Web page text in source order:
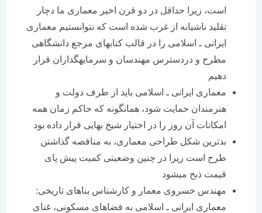
است، زیرا حداقل در دو قرن اخیر معماری ما دچار
تقلید ناشیانه از غرب شده است كه نتوانستیم معماری
ایرانی ـ اسلامی را در قالب كتاب‏های مرجع دانشگاهی
مطرح و دردسترس مهندسان و سرمایه‏گذاران قرار
معماری ایرانی ـ اسلامی باید از طرف دولت و
هنرمندان حمایت شود، همانگونه كه حاكم زمان همه
امكانات آن روز را در اختیار شیخ بهایی قرار داده بود
بدترین شكل طراحی معماری، به مناقصه گذاشتن
طرح است زیرا در چنین وضعیتی كمیت پیش پای
قیمت ذبح می‏شود
مهندس خسروی معمار و كارشناس بناهای تاریخی:
معماری ایرانی ـ اسلامی به فضاهای مسكونی، غنای